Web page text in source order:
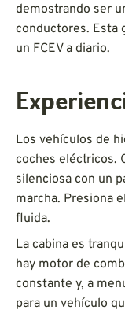
demostrando ser
conductores. Esta
un FCEV a diario.
Los vehículos de
coches eléctricos.
silenciosa con un
marcha. Presiona
fluida.
La cabina es
hay motor de
constante y, a
para un vehículo